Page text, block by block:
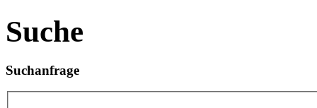
Suche
Suchanfrage